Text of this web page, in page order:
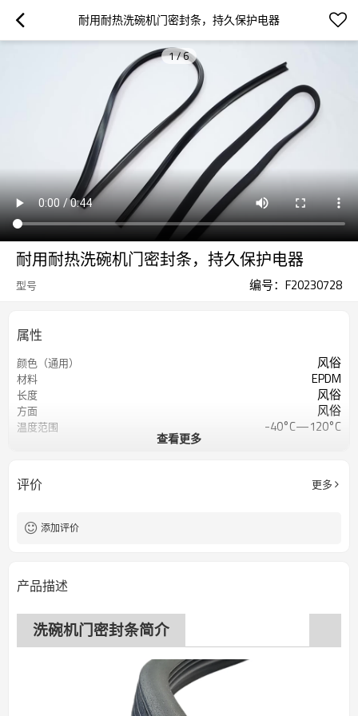
耐用耐热洗碗机门密封条，持久保护电器
1/6
耐用耐热洗碗机门密封条，持久保护电器
型号 编号：F20230728
属性
颜色（通用） 风俗
材料 EPDM
长度 风俗
方面 风俗
温度范围 -40°C—120°C
断裂伸长率
查看更多
评价 更多
添加评价
产品描述
洗碗机门密封条简介